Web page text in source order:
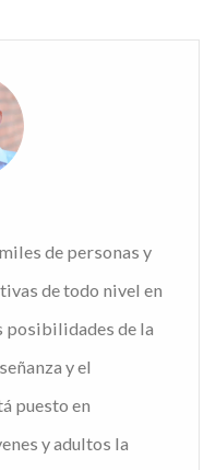
de personas y
de todo nivel en
posibilidades de la
y el
puesto en
y adultos la